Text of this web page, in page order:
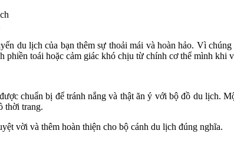
du lịch của bạn thêm sự thoải mái và hoàn hảo. Vì
toái hoặc cảm giác khó chịu từ chính c‌ơ th‌ể mình khi
chuẩn bị để tránh nắng và thật ăn ý với bộ đồ du lịch.
thời trang.
vời và thêm hoàn thiện cho bộ cánh du lịch đúng nghĩa.